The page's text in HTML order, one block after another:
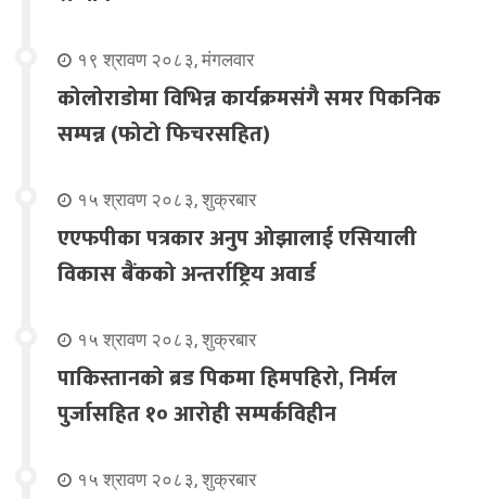
१९ श्रावण २०८३, मंगलवार
कोलोराडोमा विभिन्न कार्यक्रमसंगै समर पिकनिक
सम्पन्न (फोटो फिचरसहित)
१५ श्रावण २०८३, शुक्रबार
एएफपीका पत्रकार अनुप ओझालाई एसियाली
विकास बैंकको अन्तर्राष्ट्रिय अवार्ड
१५ श्रावण २०८३, शुक्रबार
पाकिस्तानको ब्रड पिकमा हिमपहिरो, निर्मल
पुर्जासहित १० आरोही सम्पर्कविहीन
१५ श्रावण २०८३, शुक्रबार